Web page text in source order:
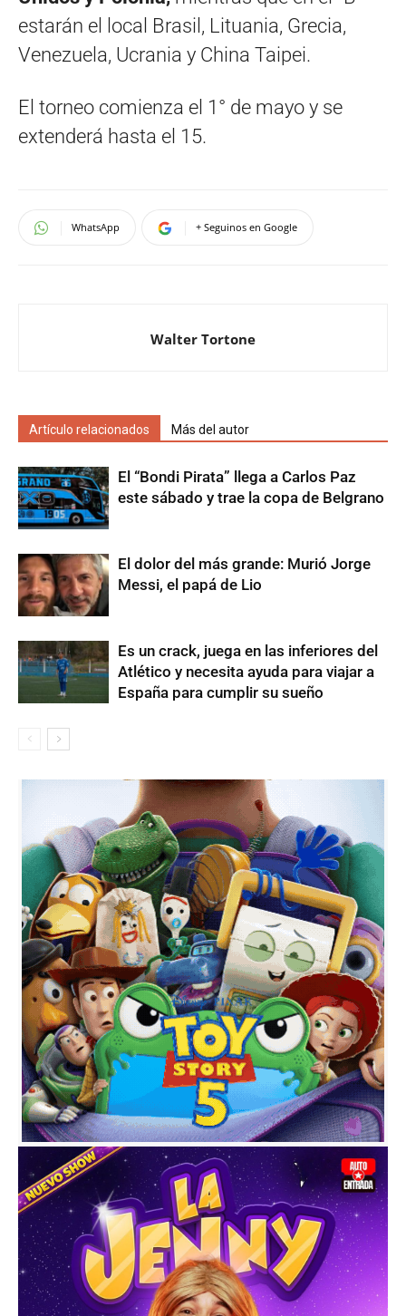
estarán el local Brasil, Lituania, Grecia,
Venezuela, Ucrania y China Taipei.
El torneo comienza el 1° de mayo y se
extenderá hasta el 15.
WhatsApp + Seguinos en Google
Walter Tortone
Artículo relacionados Más del autor
El “Bondi Pirata” llega a Carlos Paz
este sábado y trae la copa de Belgrano
El dolor del más grande: Murió Jorge
Messi, el papá de Lio
Es un crack, juega en las inferiores del
Atlético y necesita ayuda para viajar a
España para cumplir su sueño